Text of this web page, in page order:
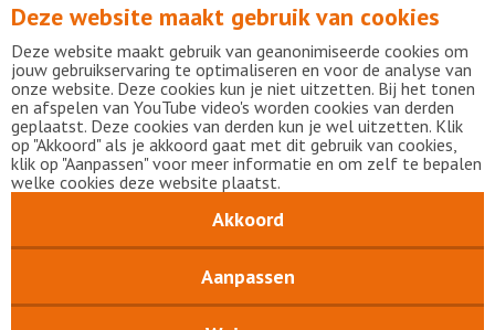
7,9
Bekijk alle waarderingen
DisclaimerPrivacy statementmijnFlevoziekenhuis
Copyright Flevoziekenhuis 2026
Deze website maakt gebruik van cookies
Deze website maakt gebruik van geanonimiseerde cookies om
jouw gebruikservaring te optimaliseren en voor de analyse van
onze website. Deze cookies kun je niet uitzetten. Bij het tonen
en afspelen van YouTube video's worden cookies van derden
geplaatst. Deze cookies van derden kun je wel uitzetten. Klik
op "Akkoord" als je akkoord gaat met dit gebruik van cookies,
klik op "Aanpassen" voor meer informatie en om zelf te bepalen
welke cookies deze website plaatst.
Akkoord
Aanpassen